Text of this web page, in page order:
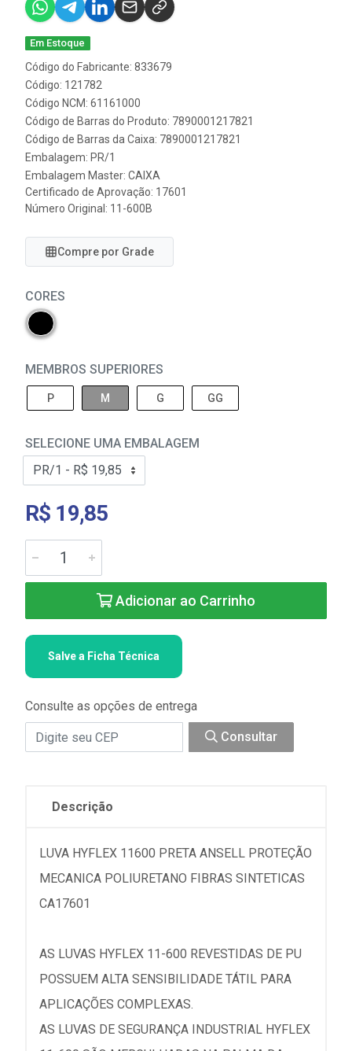
Em Estoque
Código do Fabricante: 833679
Código: 121782
Código NCM: 61161000
Código de Barras do Produto: 7890001217821
Código de Barras da Caixa: 7890001217821
Embalagem: PR/1
Embalagem Master: CAIXA
Certificado de Aprovação: 17601
Número Original: 11-600B
Compre por Grade
CORES
MEMBROS SUPERIORES
P M G GG
SELECIONE UMA EMBALAGEM
R$ 19,85
Adicionar ao Carrinho
Salve a Ficha Técnica
Consulte as opções de entrega
Consultar
Descrição
LUVA HYFLEX 11600 PRETA ANSELL PROTEÇÃO
MECANICA POLIURETANO FIBRAS SINTETICAS
CA17601
AS LUVAS HYFLEX 11-600 REVESTIDAS DE PU
POSSUEM ALTA SENSIBILIDADE TÁTIL PARA
APLICAÇÕES COMPLEXAS.
AS LUVAS DE SEGURANÇA INDUSTRIAL HYFLEX